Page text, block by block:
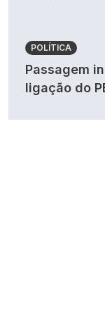
POLÍTICA
Passagem
ligação do